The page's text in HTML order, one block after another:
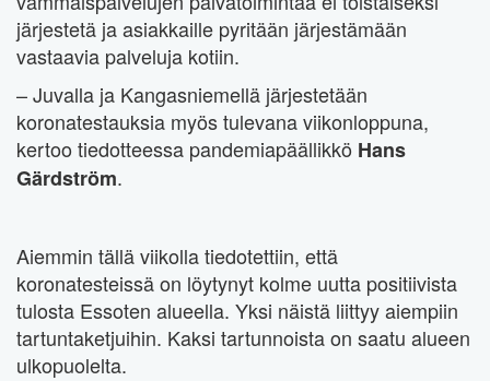
järjestetä ja asiakkaille pyritään järjestämään
vastaavia palveluja kotiin.
– Juvalla ja Kangasniemellä järjestetään
koronatestauksia myös tulevana viikonloppuna,
kertoo tiedotteessa pandemiapäällikkö Hans
Gärdström.
Aiemmin tällä viikolla tiedotettiin, että
koronatesteissä on löytynyt kolme uutta positiivista
tulosta Essoten alueella. Yksi näistä liittyy aiempiin
tartuntaketjuihin. Kaksi tartunnoista on saatu alueen
ulkopuolelta.